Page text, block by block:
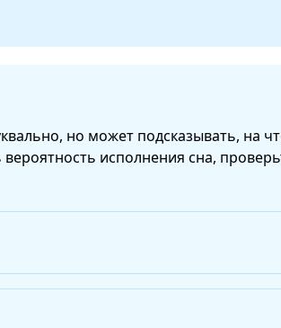
но может подсказывать, на
исполнения сна,